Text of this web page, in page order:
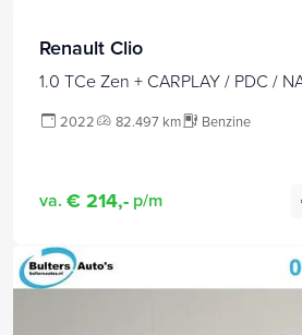
Renault Clio
1.0 TCe Zen + CARPLAY / PDC /
2022 82.497 km Benzine
va. € 214,- p/m